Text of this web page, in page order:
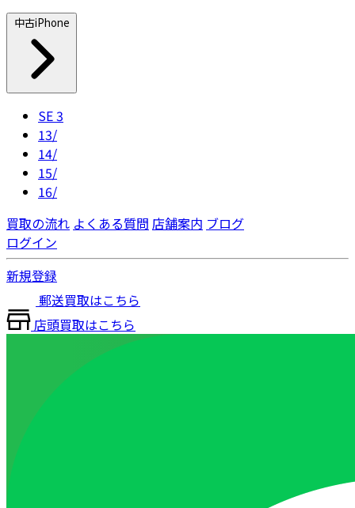
中古iPhone
SE 3
13/
14/
15/
16/
買取の流れ よくある質問 店舗案内 ブログ
ログイン
新規登録
郵送買取はこちら
店頭買取はこちら